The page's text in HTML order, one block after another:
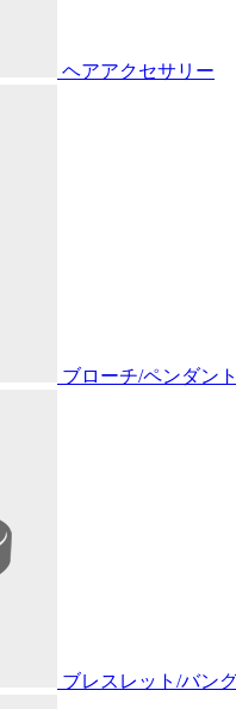
ヘアアクセサリー
ブローチ/ペンダン
ブレスレット/バン